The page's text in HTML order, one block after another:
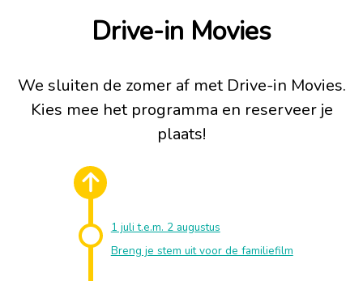
Drive-in Movies
We sluiten de zomer af met Drive-in Movies.
Kies mee het programma en reserveer je
plaats!
1 juli t.e.m. 2 augustus
Breng je stem uit voor de familiefilm